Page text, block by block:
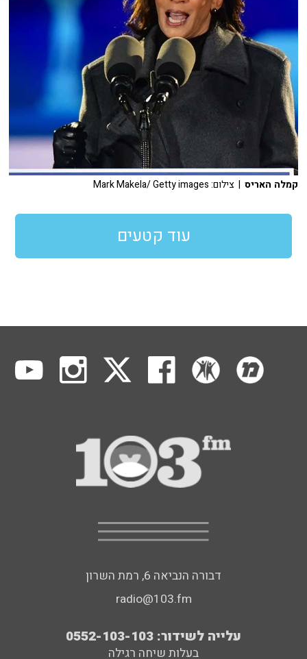
קמלה האריס | צילום: Mark Makela/ Getty images
עוד קטעים
דבורה הנביאה 6, רמת השרון
radio@103.fm
עלייה לשידור: 0552-103-103
בעלות שיחה רגילה